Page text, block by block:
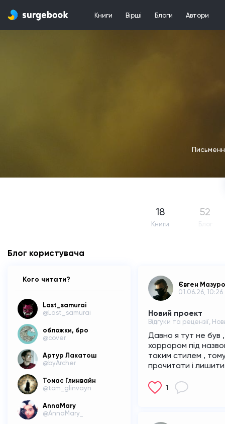
Книги Вірші Блоги Автори
18
Книги
52
Блог користувача
Кого читати?
Last_samurai
@Last_samurai
обложки, бро
@cover
Артур Лакатош
@byArcher
Томас Глинвайн
@tom_glinvayn
AnnaMary
@AnnaMary_
Євген
01.06.26, 10:26
Новий проект
Відгуки та рецензії,
Давно я тут не
хоррором під
таким стилем ,
прочитати і лишити
1